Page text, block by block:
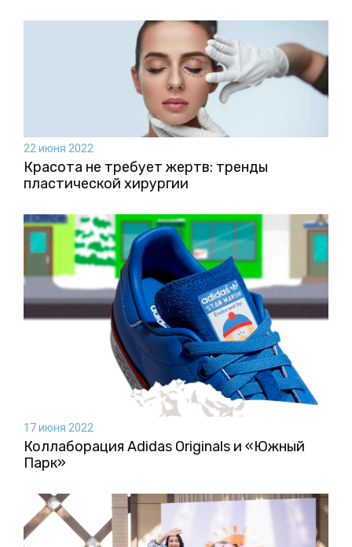
22 июня 2022
Красота не требует жертв: тренды
пластической хирургии
17 июня 2022
Коллаборация Аdidas Originals и «Южный
Парк»